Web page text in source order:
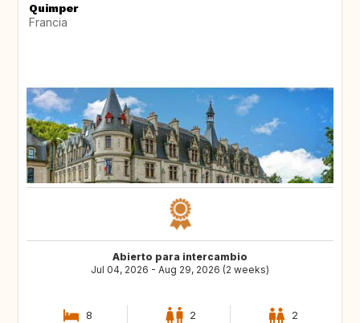
Quimper
Francia
Abierto para intercambio
Jul 04, 2026 - Aug 29, 2026 (2 weeks)
8 2 2